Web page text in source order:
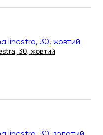
30, жовтий